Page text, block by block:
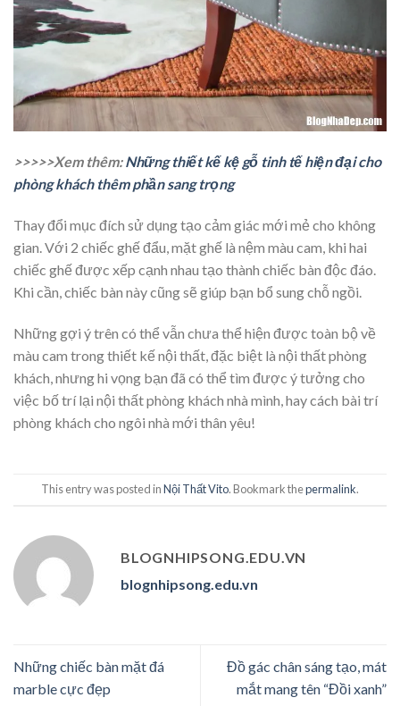
>>>>>Xem thêm:Những thiết kế kệ gỗ tinh tế hiện đại cho
phòng khách thêm phần sang trọng
Thay đổi mục đích sử dụng tạo cảm giác mới mẻ cho không
gian. Với 2 chiếc ghế đẩu, mặt ghế là nệm màu cam, khi hai
chiếc ghế được xếp cạnh nhau tạo thành chiếc bàn độc đáo.
Khi cần, chiếc bàn này cũng sẽ giúp bạn bổ sung chỗ ngồi.
Những gợi ý trên có thể vẫn chưa thể hiện được toàn bộ về
màu cam trong thiết kế nội thất, đặc biệt là nội thất phòng
khách, nhưng hi vọng bạn đã có thể tìm được ý tưởng cho
việc bố trí lại nội thất phòng khách nhà mình, hay cách bài trí
phòng khách cho ngôi nhà mới thân yêu!
This entry was posted inNội Thất Vito. Bookmark thepermalink.
BLOGNHIPSONG.EDU.VN
blognhipsong.edu.vn
Những chiếc bàn mặt đá
marble cực đẹp
Đồ gác chân sáng tạo, mát
mắt mang tên “Đồi xanh”